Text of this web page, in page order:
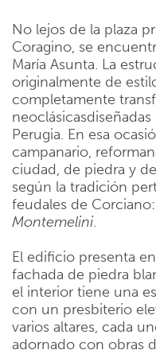
No lejos de la plaza
Coragino, se
María Asunta. La
originalmente de
completamente
Perugia. En esa
campanario,
ciudad, de piedra y
según la tradición
feudales de
Montemelini.
El edificio presenta
fachada de piedra
el interior tiene una
con un presbiterio
varios altares, cada
adornado con obras